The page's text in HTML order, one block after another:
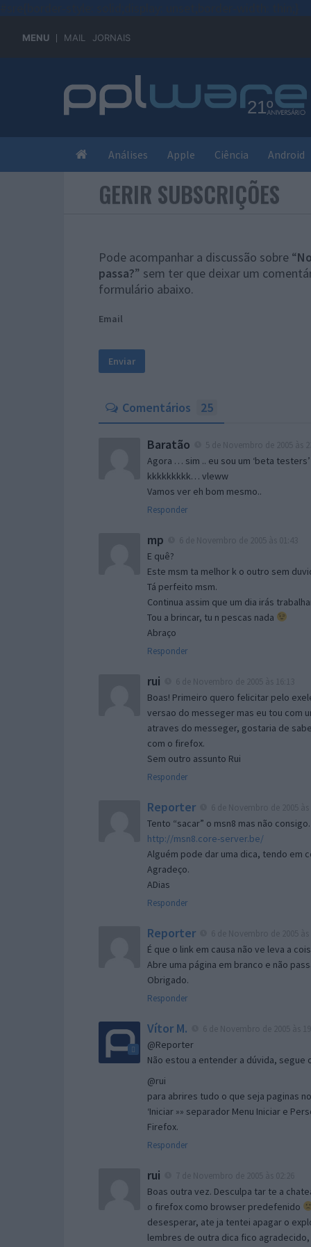
MENU MAIL JORNAIS
Análises Apple Ciência Android
GERIR SUBSCRIÇÕES
Pode acompanhar a discussão sobre “
passa?” sem ter que deixar um
formulário abaixo.
Email
Comentários 25
Baratão
Agora … sim .. eu sou um ‘beta testers’
kkkkkkkkk… vleww
Vamos ver eh bom mesmo..
Responder
mp
E quê?
Este msm ta melhor k o outro sem
Tá perfeito msm.
Continua assim que um dia irás
Tou a brincar, tu n pescas nada
Abraço
Responder
rui
Boas! Primeiro quero felicitar pelo
versao do messeger mas eu tou com
atraves do messeger, gostaria de
com o firefox.
Sem outro assunto Rui
Responder
Reporter
Tento “sacar” o msn8 mas não
http://msn8.core-server.be/
Alguém pode dar uma dica, tendo em
Agradeço.
ADias
Responder
Reporter
É que o link em causa não ve leva a
Abre uma página em branco e não
Obrigado.
Responder
Vítor M.
@Reporter
Não estou a entender a dúvida,
@rui
para abrires tudo o que seja paginas
‘Iniciar »» separador Menu Iniciar e
Firefox.
Responder
rui
Boas outra vez. Desculpa tar te a
o firefox como browser predefenido
desesperar, ate ja tentei apagar o
lembres de outra dica fico